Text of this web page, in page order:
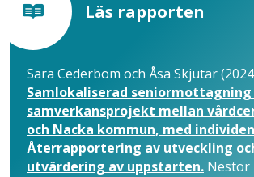
Läs rapporten
Sara Cederbom och Åsa Skjutar
Samlokaliserad
samverkansprojekt mellan
och Nacka kommun, med
Återrapportering av utveckling
utvärdering av uppstarten. Nestor